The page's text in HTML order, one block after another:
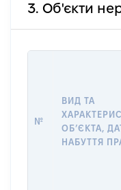
3. Об'єкти
№
ВИД ТА
ОБʼЄКТА,
НАБУТТЯ